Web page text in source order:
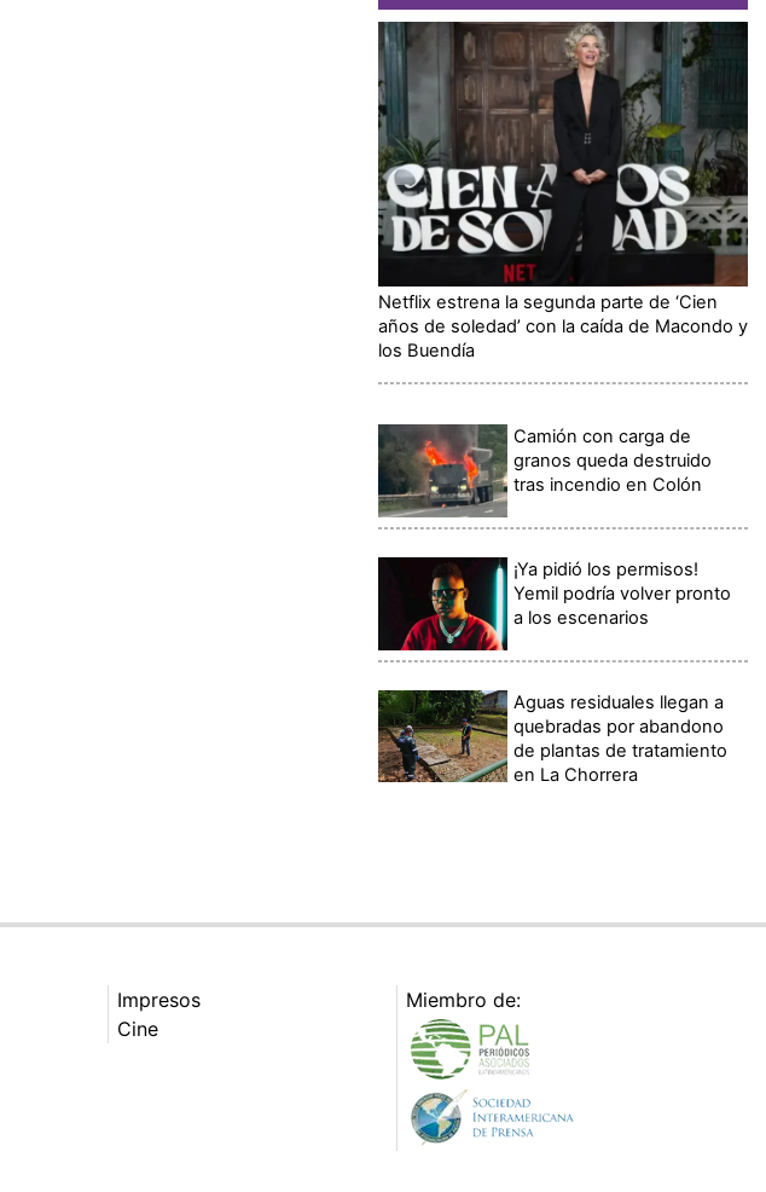
Netflix estrena la segunda parte de ‘Cien
años de soledad’ con la caída de Macondo y
los Buendía
Camión con carga de
granos queda destruido
tras incendio en Colón
¡Ya pidió los permisos!
Yemil podría volver pronto
a los escenarios
Aguas residuales llegan a
quebradas por abandono
de plantas de tratamiento
en La Chorrera
Impresos
Cine
Miembro de: